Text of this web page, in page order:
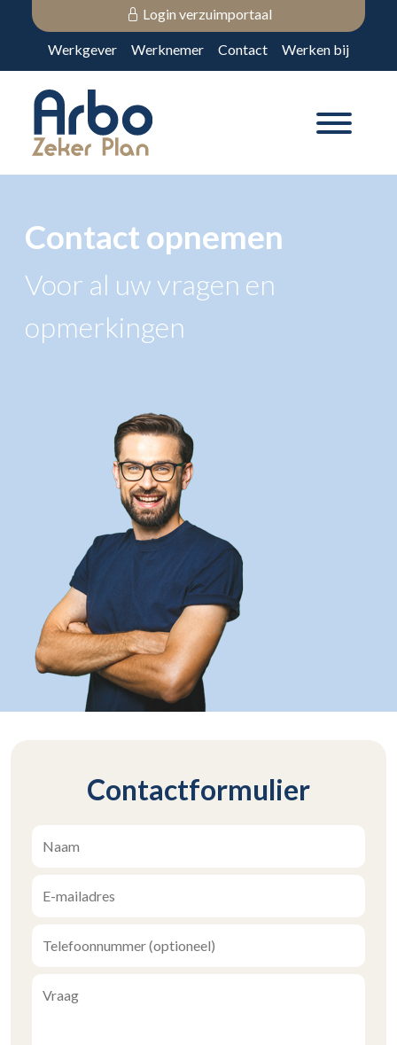
Login verzuimportaal
Werkgever Werknemer Contact Werken bij
Contact opnemen
Voor al uw vragen en
opmerkingen
Contactformulier